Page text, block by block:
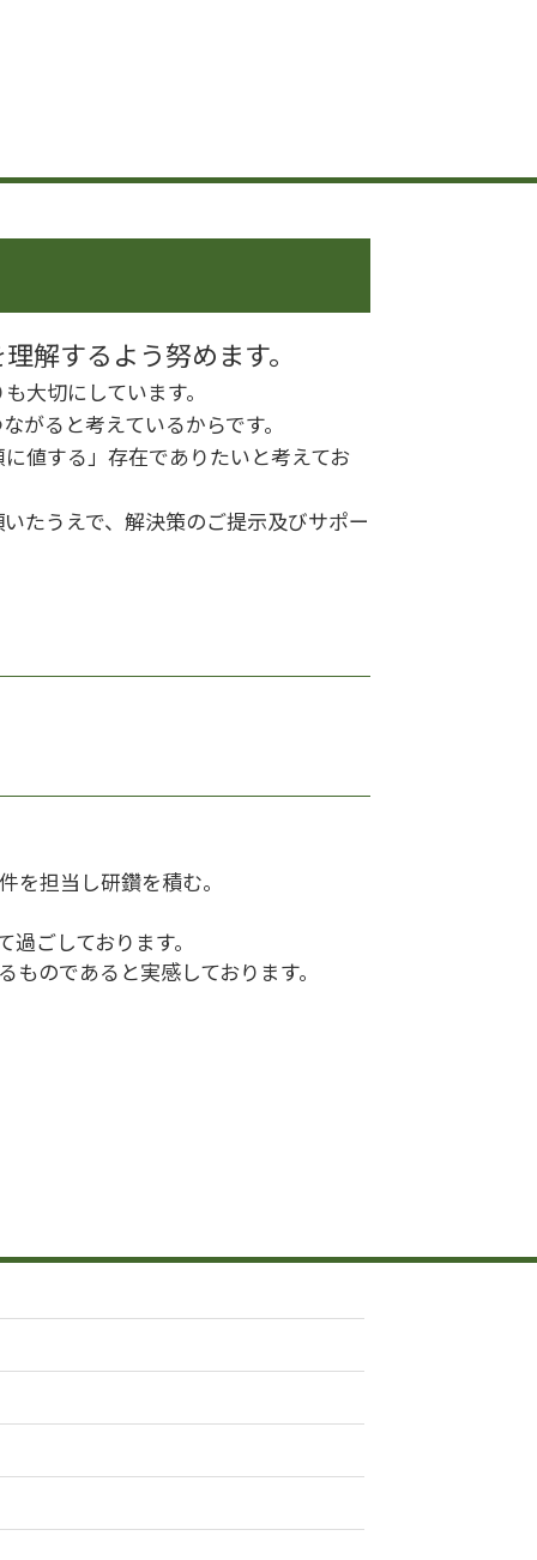
相続 申告期限
相続 生前贈与
遺産分割協議書
相続 少ない場合
解するよう努めます。
大切にしています。
がると考えているからです。
値する」存在でありたいと考えてお
たうえで、解決策のご提示及びサポー
担当し研鑽を積む。
ごしております。
のであると実感しております。